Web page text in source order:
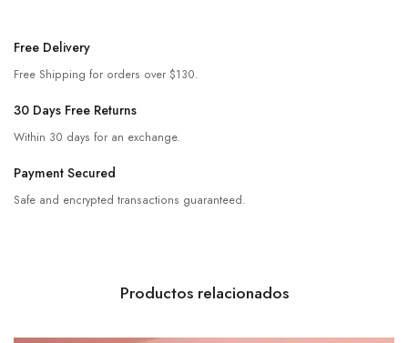
Free Delivery
Free Shipping for orders over $130.
30 Days Free Returns
Within 30 days for an exchange.
Payment Secured
Safe and encrypted transactions guaranteed.
Productos relacionados